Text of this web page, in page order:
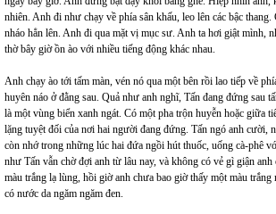
nhiên. Anh đi như chạy về phía sân khấu, leo lên các bậc
nháo hẳn lên. Anh đi qua mặt vị mục sư. Anh ta hơi giật mình,
thờ bây giờ ồn ào với nhiều tiếng động khác nhau.
Anh chạy ào tới tấm màn, vén nó qua một bên rồi lao tiếp về
huyên náo ở đằng sau. Quả như anh nghĩ, Tấn đang đứng sau
là một vùng biển xanh ngát. Có một pha trộn huyễn hoặc giữa
lặng tuyệt đối của nơi hai người đang đứng. Tấn ngó anh cười,
còn nhớ trong những lúc hai đứa ngồi hút thuốc, uống cà-phê
như Tấn vẫn chờ đợi anh từ lâu nay, và không có vẻ gì giận
màu trắng lạ lùng, hồi giờ anh chưa bao giờ thấy một màu
có nước da ngăm ngăm đen.